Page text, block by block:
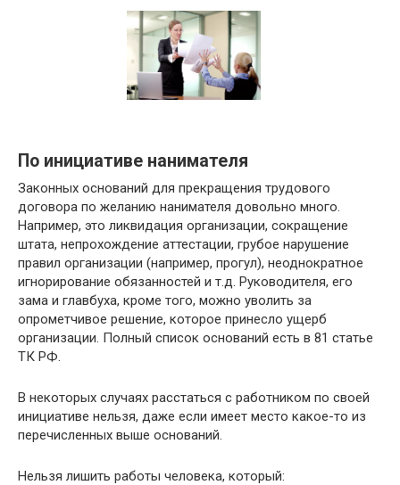
По инициативе нанимателя
Законных оснований для прекращения трудового
договора по желанию нанимателя довольно много.
Например, это ликвидация организации, сокращение
штата, непрохождение аттестации, грубое нарушение
правил организации (например, прогул), неоднократное
игнорирование обязанностей и т.д. Руководителя, его
зама и главбуха, кроме того, можно уволить за
опрометчивое решение, которое принесло ущерб
организации. Полный список оснований есть в 81 статье
ТК РФ.
В некоторых случаях расстаться с работником по своей
инициативе нельзя, даже если имеет место какое-то из
перечисленных выше оснований.
Нельзя лишить работы человека, который: